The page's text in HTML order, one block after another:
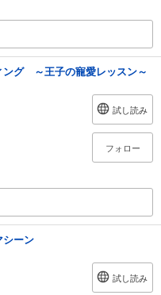
ング ～王子の寵愛レッスン～
試し読み
フォロー
ーン
試し読み